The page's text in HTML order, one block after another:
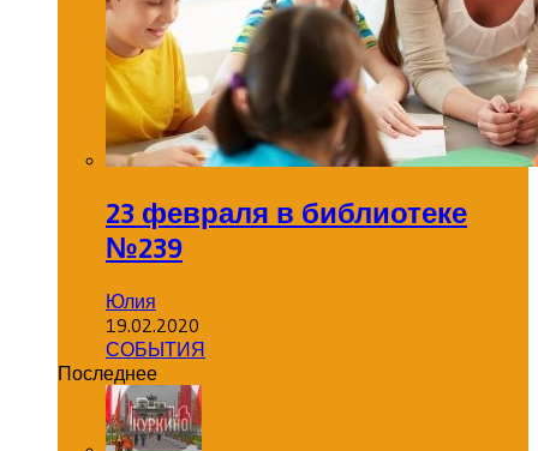
23 февраля в библиотеке
№239
Юлия
19.02.2020
СОБЫТИЯ
Последнее